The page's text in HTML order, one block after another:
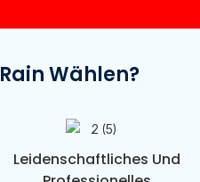
Wählen?
Leidenschaftliches Und